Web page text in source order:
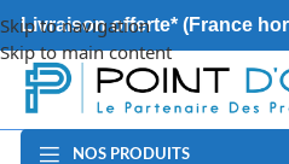
Skip to navigation
Skip to main content
Livraison offerte* (France
NOS PRODUITS